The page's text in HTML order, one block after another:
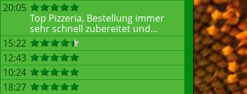
20:05
Top Pizzeria, Bestellung immer
sehr schnell zubereitet und...
15:22
12:43
10:24
18:27